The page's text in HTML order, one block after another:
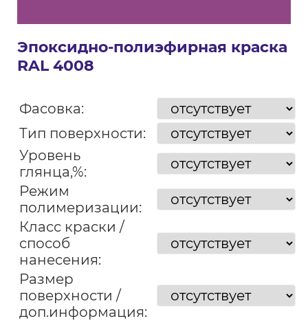
Эпоксидно-полиэфирная краска
RAL 4008
Фасовка:
Тип поверхности:
Уровень
глянца,%:
Режим
полимеризации:
Класс краски /
способ
нанесения:
Размер
поверхности /
доп.информация: